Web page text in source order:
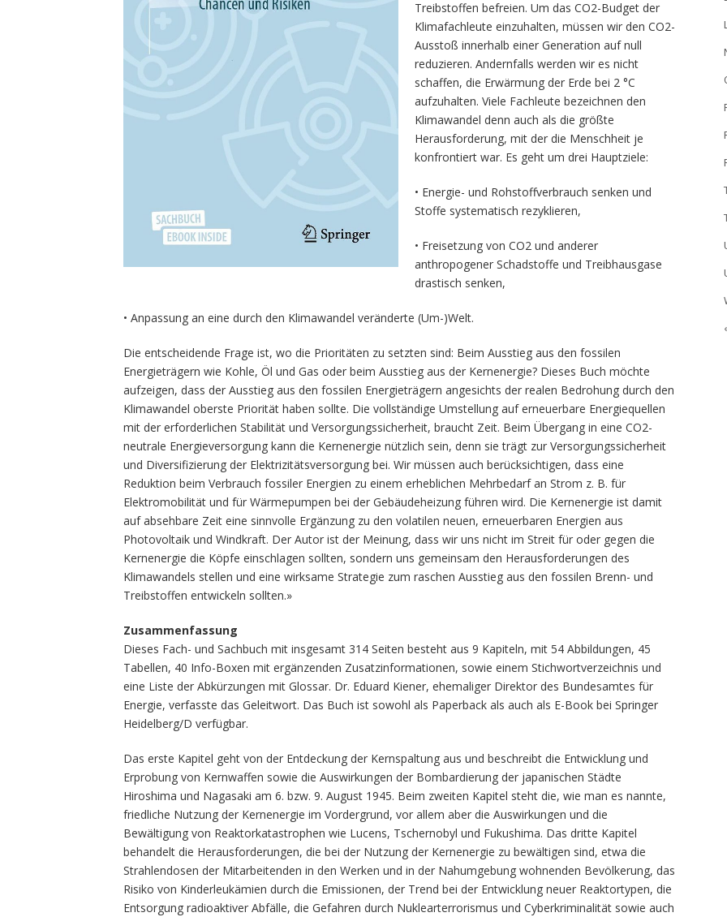
Treibstoffen befreien. Um das CO2-Budget der
Klimafachleute einzuhalten, müssen wir den CO2-
Ausstoß innerhalb einer Generation auf null
reduzieren. Andernfalls werden wir es nicht
schaffen, die Erwärmung der Erde bei 2 °C
aufzuhalten. Viele Fachleute bezeichnen den
Klimawandel denn auch als die größte
Herausforderung, mit der die Menschheit je
konfrontiert war. Es geht um drei Hauptziele:
• Energie- und Rohstoffverbrauch senken und
Stoffe systematisch rezyklieren,
• Freisetzung von CO2 und anderer
anthropogener Schadstoffe und Treibhausgase
drastisch senken,
• Anpassung an eine durch den Klimawandel veränderte (Um-)Welt.
Die entscheidende Frage ist, wo die Prioritäten zu setzten sind: Beim Ausstieg aus den fossilen
Energieträgern wie Kohle, Öl und Gas oder beim Ausstieg aus der Kernenergie? Dieses Buch möchte
aufzeigen, dass der Ausstieg aus den fossilen Energieträgern angesichts der realen Bedrohung durch den
Klimawandel oberste Priorität haben sollte. Die vollständige Umstellung auf erneuerbare Energiequellen
mit der erforderlichen Stabilität und Versorgungssicherheit, braucht Zeit. Beim Übergang in eine CO2-
neutrale Energieversorgung kann die Kernenergie nützlich sein, denn sie trägt zur Versorgungssicherheit
und Diversifizierung der Elektrizitätsversorgung bei. Wir müssen auch berücksichtigen, dass eine
Reduktion beim Verbrauch fossiler Energien zu einem erheblichen Mehrbedarf an Strom z. B. für
Elektromobilität und für Wärmepumpen bei der Gebäudeheizung führen wird. Die Kernenergie ist damit
auf absehbare Zeit eine sinnvolle Ergänzung zu den volatilen neuen, erneuerbaren Energien aus
Photovoltaik und Windkraft. Der Autor ist der Meinung, dass wir uns nicht im Streit für oder gegen die
Kernenergie die Köpfe einschlagen sollten, sondern uns gemeinsam den Herausforderungen des
Klimawandels stellen und eine wirksame Strategie zum raschen Ausstieg aus den fossilen Brenn- und
Treibstoffen entwickeln sollten.»
Zusammenfassung
Dieses Fach- und Sachbuch mit insgesamt 314 Seiten besteht aus 9 Kapiteln, mit 54 Abbildungen, 45
Tabellen, 40 Info-Boxen mit ergänzenden Zusatzinformationen, sowie einem Stichwortverzeichnis und
eine Liste der Abkürzungen mit Glossar. Dr. Eduard Kiener, ehemaliger Direktor des Bundesamtes für
Energie, verfasste das Geleitwort. Das Buch ist sowohl als Paperback als auch als E-Book bei Springer
Heidelberg/D verfügbar.
Das erste Kapitel geht von der Entdeckung der Kernspaltung aus und beschreibt die Entwicklung und
Erprobung von Kernwaffen sowie die Auswirkungen der Bombardierung der japanischen Städte
Hiroshima und Nagasaki am 6. bzw. 9. August 1945. Beim zweiten Kapitel steht die, wie man es nannte,
friedliche Nutzung der Kernenergie im Vordergrund, vor allem aber die Auswirkungen und die
Bewältigung von Reaktorkatastrophen wie Lucens, Tschernobyl und Fukushima. Das dritte Kapitel
behandelt die Herausforderungen, die bei der Nutzung der Kernenergie zu bewältigen sind, etwa die
Strahlendosen der Mitarbeitenden in den Werken und in der Nahumgebung wohnenden Bevölkerung, das
Risiko von Kinderleukämien durch die Emissionen, der Trend bei der Entwicklung neuer Reaktortypen, die
Entsorgung radioaktiver Abfälle, die Gefahren durch Nuklearterrorismus und Cyberkriminalität sowie auch